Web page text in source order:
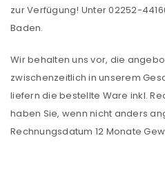
ANMELDEN
Benutzername oder E-Mail-
zur Verfügung! Unter 02252-
Baden.
Wir behalten uns vor, die
zwischenzeitlich in unserem
liefern die bestellte Ware inkl.
haben Sie, wenn nicht anders
Rechnungsdatum 12 Monate